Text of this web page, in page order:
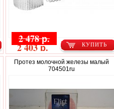
КУПИТЬ
2 478 р.
2 403 р.
Протез молочной железы малый
704501ru